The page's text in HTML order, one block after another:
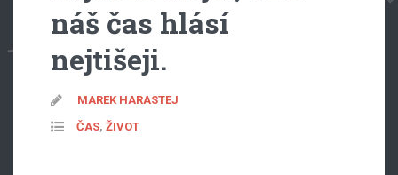
náš čas hlásí
nejtišeji.
MAREK HARASTEJ
ČAS, ŽIVOT